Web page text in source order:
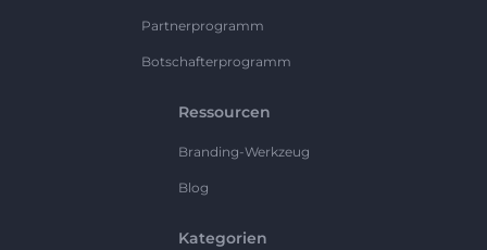
Partnerprogramm
Botschafterprogramm
Ressourcen
Branding-Werkzeug
Blog
Kategorien